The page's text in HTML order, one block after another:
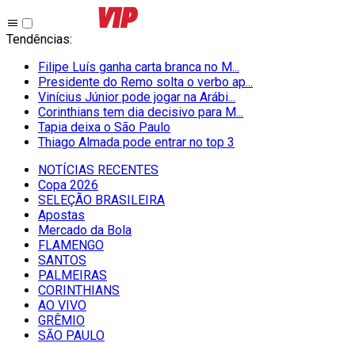
Tendências:
Filipe Luís ganha carta branca no M...
Presidente do Remo solta o verbo ap...
Vinícius Júnior pode jogar na Arábi...
Corinthians tem dia decisivo para M...
Tapia deixa o São Paulo
Thiago Almada pode entrar no top 3
NOTÍCIAS RECENTES
Copa 2026
SELEÇÃO BRASILEIRA
Apostas
Mercado da Bola
FLAMENGO
SANTOS
PALMEIRAS
CORINTHIANS
AO VIVO
GRÊMIO
SĀO PAULO